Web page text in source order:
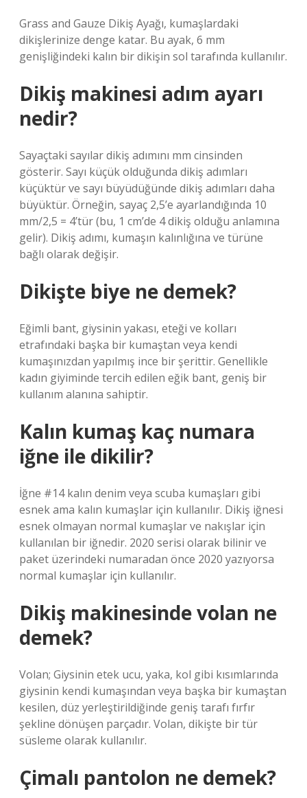
Grass and Gauze Dikiş Ayağı, kumaşlardaki
dikişlerinize denge katar. Bu ayak, 6 mm
genişliğindeki kalın bir dikişin sol tarafında kullanılır.
Dikiş makinesi adım ayarı
nedir?
Sayaçtaki sayılar dikiş adımını mm cinsinden
gösterir. Sayı küçük olduğunda dikiş adımları
küçüktür ve sayı büyüdüğünde dikiş adımları daha
büyüktür. Örneğin, sayaç 2,5’e ayarlandığında 10
mm/2,5 = 4’tür (bu, 1 cm’de 4 dikiş olduğu anlamına
gelir). Dikiş adımı, kumaşın kalınlığına ve türüne
bağlı olarak değişir.
Dikişte biye ne demek?
Eğimli bant, giysinin yakası, eteği ve kolları
etrafındaki başka bir kumaştan veya kendi
kumaşınızdan yapılmış ince bir şerittir. Genellikle
kadın giyiminde tercih edilen eğik bant, geniş bir
kullanım alanına sahiptir.
Kalın kumaş kaç numara
iğne ile dikilir?
İğne #14 kalın denim veya scuba kumaşları gibi
esnek ama kalın kumaşlar için kullanılır. Dikiş iğnesi
esnek olmayan normal kumaşlar ve nakışlar için
kullanılan bir iğnedir. 2020 serisi olarak bilinir ve
paket üzerindeki numaradan önce 2020 yazıyorsa
normal kumaşlar için kullanılır.
Dikiş makinesinde volan ne
demek?
Volan; Giysinin etek ucu, yaka, kol gibi kısımlarında
giysinin kendi kumaşından veya başka bir kumaştan
kesilen, düz yerleştirildiğinde geniş tarafı fırfır
şekline dönüşen parçadır. Volan, dikişte bir tür
süsleme olarak kullanılır.
Çimalı pantolon ne demek?